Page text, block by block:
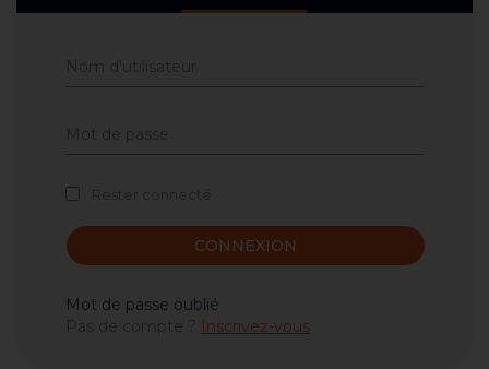
CONNEXION
Mot de passe oublié
Inscrivez-vous